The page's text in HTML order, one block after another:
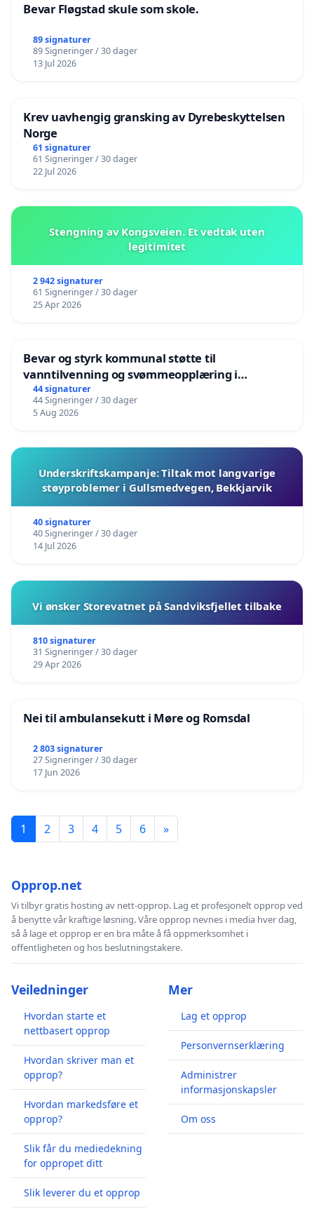
Bevar Fløgstad skule som skole.
89 signaturer
89 Signeringer / 30 dager
13 Jul 2026
Krev uavhengig gransking av Dyrebeskyttelsen
Norge
61 signaturer
61 Signeringer / 30 dager
22 Jul 2026
Stengning av Kongsveien. Et vedtak uten
legitimitet
2 942 signaturer
61 Signeringer / 30 dager
25 Apr 2026
Bevar og styrk kommunal støtte til
vanntilvenning og svømmeopplæring i
barnehagene i Haugesund
44 signaturer
44 Signeringer / 30 dager
5 Aug 2026
Underskriftskampanje: Tiltak mot langvarige
støyproblemer i Gullsmedvegen, Bekkjarvik
40 signaturer
40 Signeringer / 30 dager
14 Jul 2026
Vi ønsker Storevatnet på Sandviksfjellet tilbake
810 signaturer
31 Signeringer / 30 dager
29 Apr 2026
Nei til ambulansekutt i Møre og Romsdal
2 803 signaturer
27 Signeringer / 30 dager
17 Jun 2026
1 2 3 4 5 6 »
Opprop.net
Vi tilbyr gratis hosting av nett-opprop. Lag et profesjonelt opprop ved
å benytte vår kraftige løsning. Våre opprop nevnes i media hver dag,
så å lage et opprop er en bra måte å få oppmerksomhet i
offentligheten og hos beslutningstakere.
Veiledninger
Hvordan starte et
nettbasert opprop
Hvordan skriver man et
opprop?
Hvordan markedsføre et
opprop?
Slik får du mediedekning
for oppropet ditt
Slik leverer du et opprop
Mer
Lag et opprop
Personvernserklæring
Administrer
informasjonskapsler
Om oss